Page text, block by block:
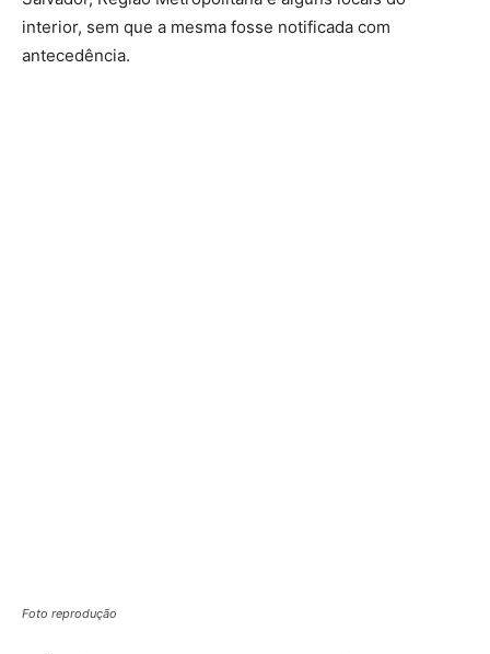
interior, sem que a mesma fosse notificada com
antecedência.
Foto reprodução